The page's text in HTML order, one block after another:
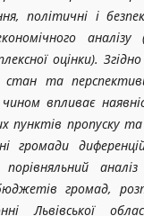
політичні і
аналізу
оцінки).
стан та
впливає
пунктів пропуску
громади
порівняльний
громад,
Львівської